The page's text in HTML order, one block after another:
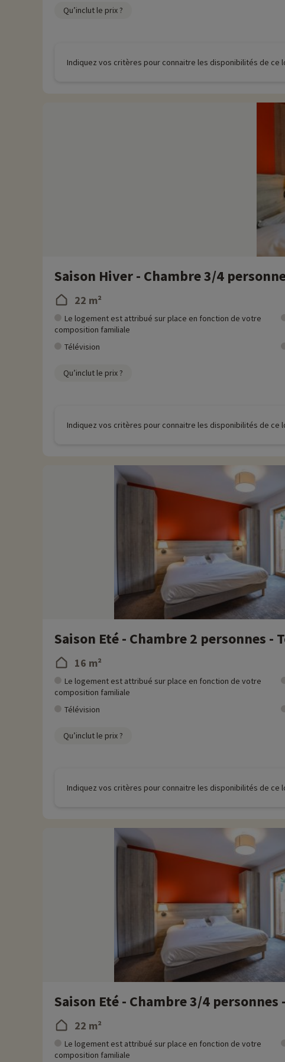
› 4 x 2000m : 4 descentes mythiques Alpe d'Huez grand domaine ski
Plus d'informations
Qu’inclut le prix ?
Indiquez vos critères pour connaitre les disponibilités de ce
Saison Hiver - Chambre 3/4
22 m²
Le logement est attribué sur place en fonction de votre
composition familiale
Télévision
Qu’inclut le prix ?
Indiquez vos critères pour connaitre les disponibilités de ce
Saison Eté - Chambre 2 personnes -
16 m²
Le logement est attribué sur place en fonction de votre
composition familiale
Télévision
Qu’inclut le prix ?
Indiquez vos critères pour connaitre les disponibilités de ce
Saison Eté - Chambre 3/4 personnes
22 m²
Le logement est attribué sur place en fonction de votre
composition familiale